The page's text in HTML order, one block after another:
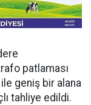
patlaması
geniş bir alana
tahliye edildi.